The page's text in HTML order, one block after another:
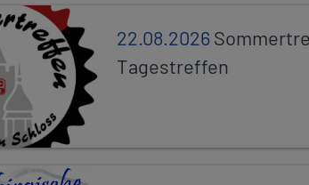
22.08.2026
Tagestreffen